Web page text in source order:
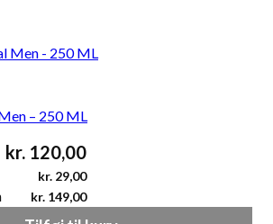
– 250 ML
kr. 120,00
kr. 29,00
kr. 149,00